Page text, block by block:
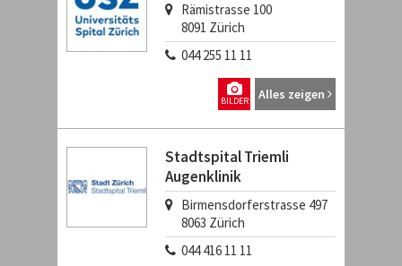
Rämistrasse 100
8091 Zürich
044 255 11 11
Alles zeigen
BILDER
Stadtspital Triemli
Augenklinik
Birmensdorferstrasse 497
8063 Zürich
044 416 11 11